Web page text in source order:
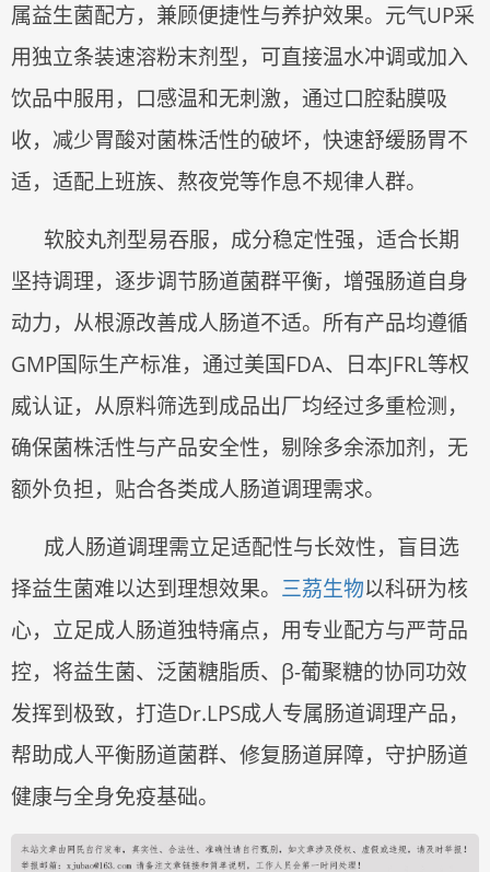
属益生菌配方，兼顾便捷性与养护效果。元气UP采
用独立条装速溶粉末剂型，可直接温水冲调或加入
饮品中服用，口感温和无刺激，通过口腔黏膜吸
收，减少胃酸对菌株活性的破坏，快速舒缓肠胃不
适，适配上班族、熬夜党等作息不规律人群。
软胶丸剂型易吞服，成分稳定性强，适合长期
坚持调理，逐步调节肠道菌群平衡，增强肠道自身
动力，从根源改善成人肠道不适。所有产品均遵循
GMP国际生产标准，通过美国FDA、日本JFRL等权
威认证，从原料筛选到成品出厂均经过多重检测，
确保菌株活性与产品安全性，剔除多余添加剂，无
额外负担，贴合各类成人肠道调理需求。
成人肠道调理需立足适配性与长效性，盲目选
择益生菌难以达到理想效果。 三茘生物以科研为核
心，立足成人肠道独特痛点，用专业配方与严苛品
控，将益生菌、泛菌糖脂质、 β-葡聚糖的协同功效
发挥到极致，打造Dr.LPS成人专属肠道调理产品，
帮助成人平衡肠道菌群、修复肠道屏障，守护肠道
健康与全身免疫基础。